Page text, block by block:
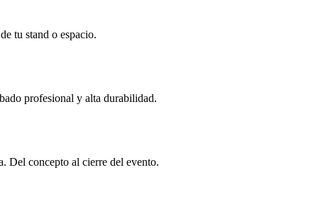
tu stand o espacio.
profesional y alta durabilidad.
Del concepto al cierre del evento.